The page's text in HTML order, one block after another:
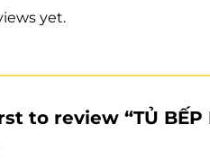
yet.
to review “TỦ BẾP